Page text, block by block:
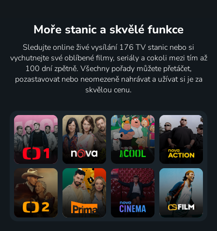
Moře stanic a skvělé funkce
Sledujte online živé vysílání 176 TV stanic nebo si
vychutnejte své oblíbené filmy, seriály a cokoli mezi tím až
100 dní zpětně. Všechny pořady můžete přetáčet,
pozastavovat nebo neomezeně nahrávat a užívat si je za
skvělou cenu.